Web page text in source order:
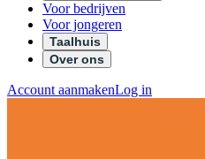
Voor bedrijven
Voor jongeren
Taalhuis
Over ons
Account aanmakenLog in